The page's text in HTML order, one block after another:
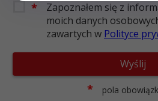
*
Zapoznałem się z
moich danych
zawartych w Polityce
Wyślij
* pola